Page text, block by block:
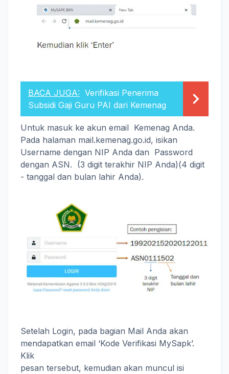
BACA JUGA: Verifikasi Penerima
Subsidi Gaji Guru PAI dari Kemenag
Untuk masuk ke akun email Kemenag Anda.
Pada halaman mail.kemenag.go.id, isikan
Username dengan NIP Anda dan Password
dengan ASN. (3 digit terakhir NIP Anda)(4 digit
- tanggal dan bulan lahir Anda).
Setelah Login, pada bagian Mail Anda akan
mendapatkan email ‘Kode Verifikasi MySapk’.
Klik
pesan tersebut, kemudian akan muncul isi